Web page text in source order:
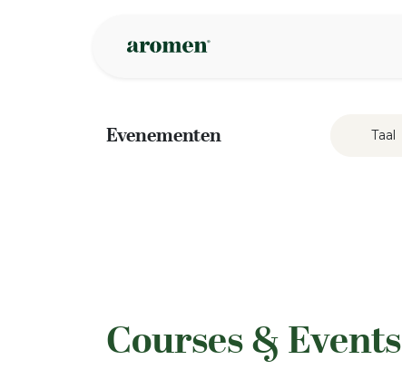
Evenementen Taal
​Courses & Events